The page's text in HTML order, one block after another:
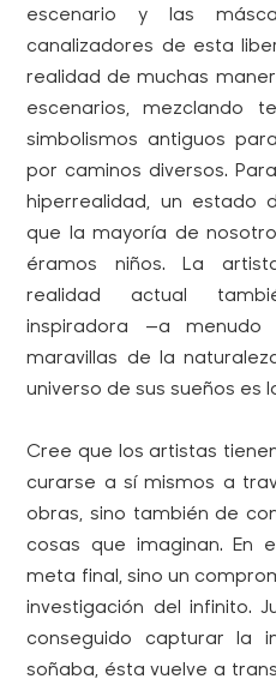
escenario y las
canalizadores de esta
realidad de muchas
escenarios, mezclando
simbolismos antiguos
por caminos diversos.
hiperrealidad, un estado
que la mayoría de
éramos niños. La
realidad actual
inspiradora —a
maravillas de la
universo de sus sueños es
Cree que los artistas
curarse a sí mismos a
obras, sino también de
cosas que imaginan. En
meta final, sino un
investigación del infinito.
conseguido capturar la
soñaba, ésta vuelve a